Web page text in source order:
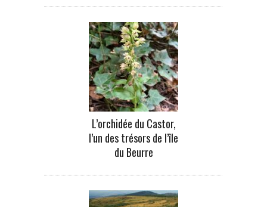
L’orchidée du Castor,
l’un des trésors de l’île
du Beurre